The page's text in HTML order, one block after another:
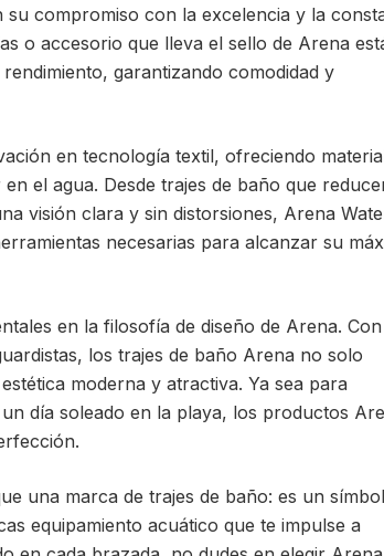
compromiso con la excelencia y la
o accesorio que lleva el sello de Arena
garantizando comodidad y
en tecnología textil, ofreciendo
el agua. Desde trajes de baño que
visión clara y sin distorsiones, Arena
necesarias para alcanzar su
en la filosofía de diseño de Arena.
los trajes de baño Arena no solo
moderna y atractiva. Ya sea para
día soleado en la playa, los productos
una marca de trajes de baño: es un
equipamiento acuático que te impulse a